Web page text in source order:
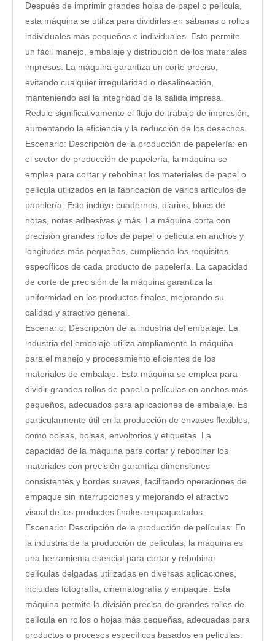
Después de imprimir grandes hojas de papel o película,
esta máquina se utiliza para dividirlas en sábanas o rollos
individuales más pequeños e individuales. Esto permite
un fácil manejo, embalaje y distribución de los materiales
impresos. La máquina garantiza un corte preciso,
evitando cualquier irregularidad o desalineación,
manteniendo así la integridad de la salida impresa.
Redule significativamente el flujo de trabajo de impresión,
aumentando la eficiencia y la reducción de los desechos.
Escenario: Descripción de la producción de papelería: en
el sector de producción de papelería, la máquina se
emplea para cortar y rebobinar los materiales de papel o
película utilizados en la fabricación de varios artículos de
papelería. Esto incluye cuadernos, diarios, blocs de
notas, notas adhesivas y más. La máquina corta con
precisión grandes rollos de papel o película en anchos y
longitudes más pequeños, cumpliendo los requisitos
específicos de cada producto de papelería. La capacidad
de corte de precisión de la máquina garantiza la
uniformidad en los productos finales, mejorando su
calidad y atractivo general.
Escenario: Descripción de la industria del embalaje: La
industria del embalaje utiliza ampliamente la máquina
para el manejo y procesamiento eficientes de los
materiales de embalaje. Esta máquina se emplea para
dividir grandes rollos de papel o películas en anchos más
pequeños, adecuados para aplicaciones de embalaje. Es
particularmente útil en la producción de envases flexibles,
como bolsas, bolsas, envoltorios y etiquetas. La
capacidad de la máquina para cortar y rebobinar los
materiales con precisión garantiza dimensiones
consistentes y bordes suaves, facilitando operaciones de
empaque sin interrupciones y mejorando el atractivo
visual de los productos finales empaquetados.
Escenario: Descripción de la producción de películas: En
la industria de la producción de películas, la máquina es
una herramienta esencial para cortar y rebobinar
películas delgadas utilizadas en diversas aplicaciones,
incluidas fotografía, cinematografía y empaque. Esta
máquina permite la división precisa de grandes rollos de
película en rollos o hojas más pequeñas, adecuadas para
productos o procesos específicos basados ​​en películas.